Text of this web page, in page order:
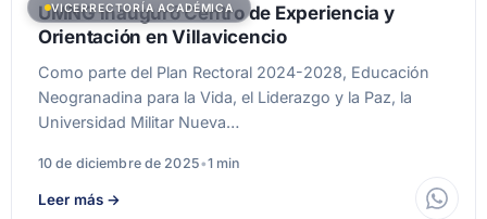
VICERRECTORÍA ACADÉMICA
UMNG inauguró Centro de Experiencia y
Orientación en Villavicencio
Como parte del Plan Rectoral 2024-2028, Educación
Neogranadina para la Vida, el Liderazgo y la Paz, la
Universidad Militar Nueva…
10 de diciembre de 2025•1 min
Leer más →